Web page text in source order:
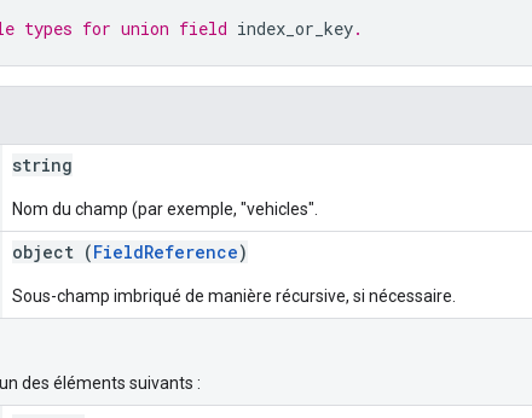
types for union field index_or_key.
string
Nom du champ (par exemple, "vehicles".
object (FieldReference)
Sous-champ imbriqué de manière récursive, si nécessaire.
des éléments suivants :